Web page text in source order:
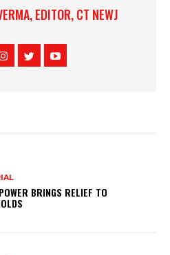
EDITOR, CT NEWJ
BRINGS RELIEF TO